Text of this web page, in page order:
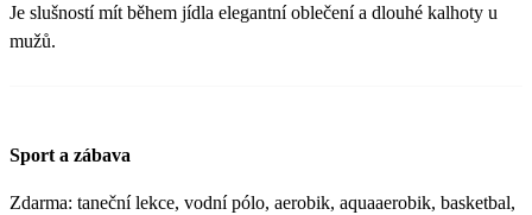
Je slušností mít během jídla elegantní oblečení a dlouhé kalhoty u
mužů.
Sport a zábava
Zdarma: taneční lekce, vodní pólo, aerobik, aquaaerobik, basketbal,